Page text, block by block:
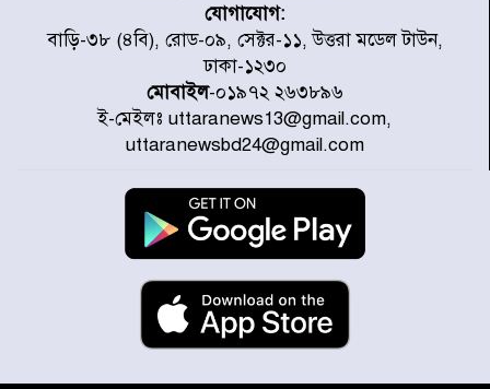
৭ জেলায় ঝোড়ো হাওয়াসহ বজ্রবৃষ্টির
শঙ্কা
বগুড়া ও সিলেটে সড়ক দুর্ঘটনায় নিহত
১৫
জুলাইয়ে দেশজুড়ে ৪৫৮টি সড়ক
দুর্ঘটনায় ৪১৬ জন নিহত হয়েছেন
হারিয়ে যাওয়া শিশুকে পরিবারের কাছে
ফিরিয়ে প্রশংসায় ভাসছেন খিলক্ষেত
যোগাযোগ:
বাড়ি-৩৮ (৪বি), রোড-০৯, সেক্টর-১১, উত্তরা মডেল টাউন,
ঢাকা-১২৩০
মোবাইল-০১৯৭২ ২৬৩৮৯৬
ই-মেইলঃ uttaranews13@gmail.com,
uttaranewsbd24@gmail.com